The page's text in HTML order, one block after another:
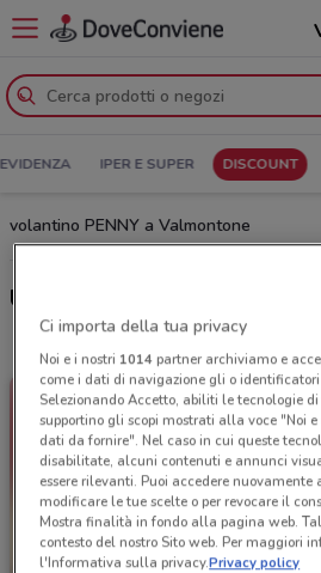
IPER E SUPER DISCOUNT
volantino PENNY a Valmontone
Ultime offerte del volantino
Ci importa della tua privacy
Noi e i nostri 1014partner archiviamo e
come i dati di navigazione gli o
Selezionando Accetto, abiliti le tecnologie
supportino gli scopi mostrati alla voce "Noi
dati da fornire". Nel caso in cui queste
disabilitate, alcuni contenuti e annunci
essere rilevanti. Puoi accedere nuovamente
modificare le tue scelte o per revocare il
Mostra finalità in fondo alla pagina web.
contesto del nostro Sito web. Per maggiori
l'Informativa sulla privacy.Privacy policy